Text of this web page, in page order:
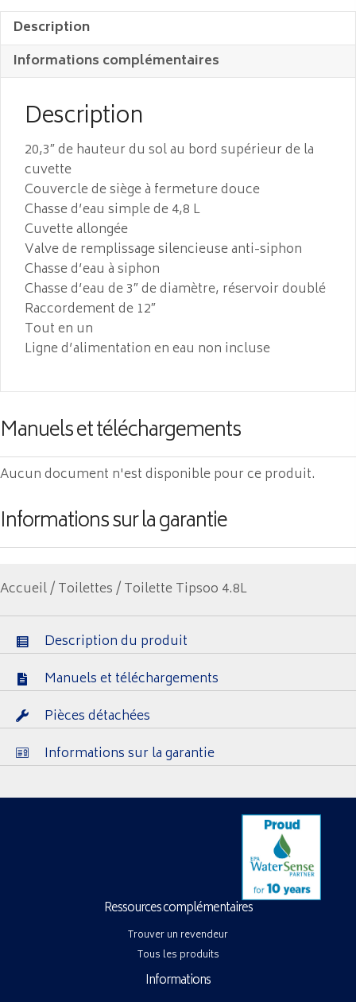
Description
Informations complémentaires
Description
20,3″ de hauteur du sol au bord supérieur de la
cuvette
Couvercle de siège à fermeture douce
Chasse d’eau simple de 4,8 L
Cuvette allongée
Valve de remplissage silencieuse anti-siphon
Chasse d’eau à siphon
Chasse d’eau de 3″ de diamètre, réservoir doublé
Raccordement de 12″
Tout en un
Ligne d’alimentation en eau non incluse
Manuels et téléchargements
Aucun document n'est disponible pour ce produit.
Informations sur la garantie
Accueil/Toilettes/ Toilette Tipsoo 4.8L
Description du produit
Manuels et téléchargements
Pièces détachées
Informations sur la garantie
Ressources complémentaires
Trouver un revendeur
Tous les produits
Informations